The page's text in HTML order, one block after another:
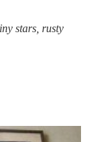
stars, rusty